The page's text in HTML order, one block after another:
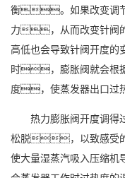
衡。如果改变调节
力，从而改变针阀
高低也会导致针阀开度
时，膨胀阀就会根
度，使蒸发器出口过
热力膨胀阀开度调得
松脱，以致感受的
使大量湿蒸汽吸入压缩